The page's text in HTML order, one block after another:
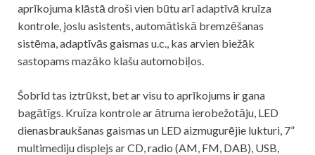
aprīkojuma klāstā droši vien būtu arī adaptīvā kruīza
kontrole, joslu asistents, automātiskā bremzēšanas
sistēma, adaptīvās gaismas u.c., kas arvien biežāk
sastopams mazāko klašu automobiļos.
Šobrīd tas iztrūkst, bet ar visu to aprīkojums ir gana
bagātīgs. Kruīza kontrole ar ātruma ierobežotāju, LED
dienasbraukšanas gaismas un LED aizmugurējie lukturi, 7”
multimediju displejs ar CD, radio (AM, FM, DAB), USB,